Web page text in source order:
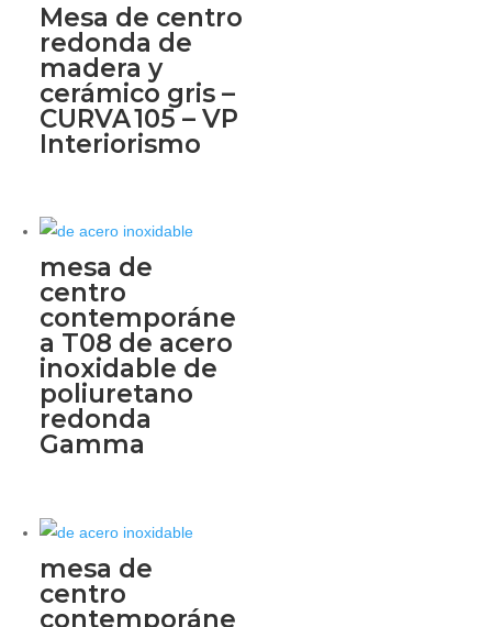
Mesa de centro
redonda de
madera y
cerámico gris –
CURVA 105 – VP
Interiorismo
mesa de
centro
contemporáne
a T08 de acero
inoxidable de
poliuretano
redonda
Gamma
mesa de
centro
contemporáne